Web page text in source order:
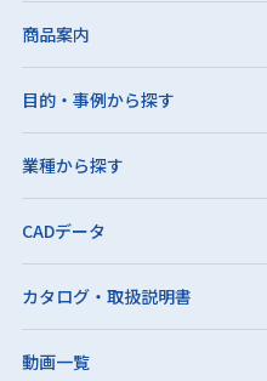
商品案内
目的・事例から探す
業種から探す
CADデータ
カタログ・取扱説明書
動画一覧